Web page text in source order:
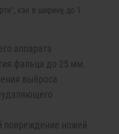
как в ширину, до 1
аппарата
фальца до 25 мм.
выброса
ножей